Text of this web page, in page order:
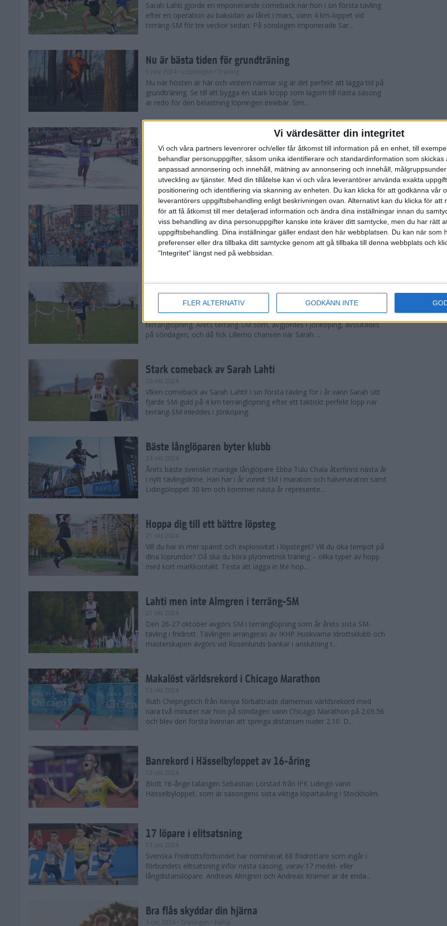
Vi värdesätter din integritet
Vi och våra partners levenrorer och/eller får åtkomst till information på en enhet, till
behandlar personuppgifter, såsom unika identifierare och standardinformation som skickas
anpassad annonsering och innehåll, mätning av annonsering och innehåll,
utveckling av tjänster. Med din tillåtelse kan vi och våra leverantörer använda exakta
positionering och identifiering via skanning av enheten. Du kan klicka för att godkänna vår
leverantörers uppgiftsbehandling enligt beskrivningen ovan. Alternativt kan du klicka för att
för att få åtkomst till mer detaljerad information och ändra dina inställningar innan du
viss behandling av dina personuppgifter kanske inte kräver ditt samtycke, men du har rätt
uppgiftsbehandling. Dina inställningar gäller endast den här webbplatsen. Du kan när som
preferenser eller dra tillbaka ditt samtycke genom att gå tillbaka till denna webbplats och
"Integritet" längst ned på webbsidan.
FLER ALTERNATIV GODKÄNN INTE
Sarah Lahti gjorde en imponerande comeback när hon i sin första tävling
efter en operation av baksidan av låret i mars, vann 4 km-loppet vid
terräng-SM för tre veckor sedan. På söndagen imponerade Sar...
Nu är bästa tiden för grundträning
5 nov 2024 • Löpningen • Träning
Nu när hösten är här och vintern närmar sig är det perfekt att lägga tid på
grundträning. Se till att bygga en stark kropp som lagom till nästa säsong
är redo för den belastning löpningen innebär. Sim...
Nya vinnare i New York City Marathon
3 nov 2024
Efter tuffa spurtstrider blev det nya vinnare i både herr- och damklassen i
världens ledande marathonlopp TCS New York City Marathon som
avgjordes på söndagen i skönt löparväder med solsken, cirka 12 ...
Historien om New York City Marathon
29 okt 2024
Söndagen den 3 november, avgjordes världens mest kända maratonlopp
TCS New York City Marathon, ett lopp som samlar cirka 50 000 deltagare
från hela världen, därav omkring 300 från Sverige.
Äntligen SM-guld för Lillemo
I regnväder fick äntligen Emilia Lillemo vinna ett SM-guld i seniorklassen i
terränglöpning. Årets terräng-SM som, avgjordes i Jönköping, avslutades
på söndagen, och då fick Lillemo chansen när Sarah ...
Stark comeback av Sarah Lahti
26 okt 2024
Vlken comeback av Sarah Lahti! I sin första tävling för i år vann Sarah sitt
fjärde SM-guld på 4 km terränglöpning efter ett taktiskt perfekt lopp när
terräng-SM inleddes i Jönköping.
Bäste långlöparen byter klubb
24 okt 2024
Årets bäste svenske manlige långlöpare Ebba Tulu Chala återfinns nästa år
i nytt tävlingslinne. Han har i år vunnit SM i maraton och halvmaraton samt
Lidingöloppet 30 km och kommer nästa år represente...
Hoppa dig till ett bättre löpsteg
21 okt 2024
Vill du har in mer spänst och explosivitet i löpsteget? Vill du öka tempot på
dina löprundor? Då ska du köra plyometrisk träning – olika typer av hopp
med kort markkontakt. Testa att lägga in lite hop...
Lahti men inte Almgren i terräng-SM
21 okt 2024
Den 26-27 oktober avgörs SM i terränglöpning som år årets sista SM-
tävling i friidrott. Tävlingen arrangeras av IKHP Huskvarna Idrottsklubb och
mästerskapen avgörs vid Rosenlunds bankar i anslutning t...
Makalöst världsrekord i Chicago Marathon
13 okt 2024
Ruth Chepngetich från Kenya förbättrade damernas världsrekord med
nära två minuter när hon på söndagen vann Chicago Marathon på 2.09.56
och blev den första kvinnan att springa distansen nuder 2.10. D...
Banrekord i Hässelbyloppet av 16-åring
13 okt 2024
Blott 16-årige talangen Sebastian Lörstad från IFK Lidingö vann
Hässelbyloppet, som är säsongens sista viktiga löpartävling i Stockholm.
17 löpare i elitsatsning
13 okt 2024
Svenska Friidrottsförbundet har nominerat 68 friidrottare som ingår i
förbundets elitsatsning inför nästa säsong, varav 17 medel- eller
långdistanslöpare. Andreas Almgren och Andreas Kramer är de enda...
Bra flås skyddar din hjärna
3 okt 2024 • Träningen • Hälsa